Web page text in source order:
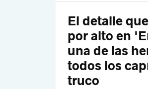
El detalle
por alto en
una de las
todos los
truco